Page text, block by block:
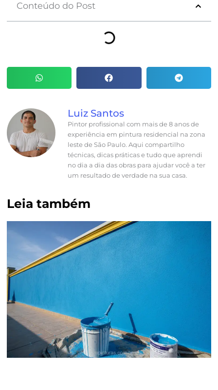
Conteúdo do Post
Luiz Santos
Pintor profissional com mais de 8 anos de
experiência em pintura residencial na zona
leste de São Paulo. Aqui compartilho
técnicas, dicas práticas e tudo que aprendi
no dia a dia das obras para ajudar você a ter
um resultado de verdade na sua casa.
Leia também